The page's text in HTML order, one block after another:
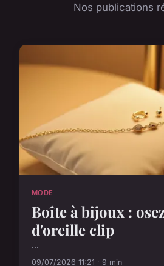
Nos publications
MODE
Boîte à bijoux :
d'oreille clip
...
09/07/2026 11:21 · 9 min